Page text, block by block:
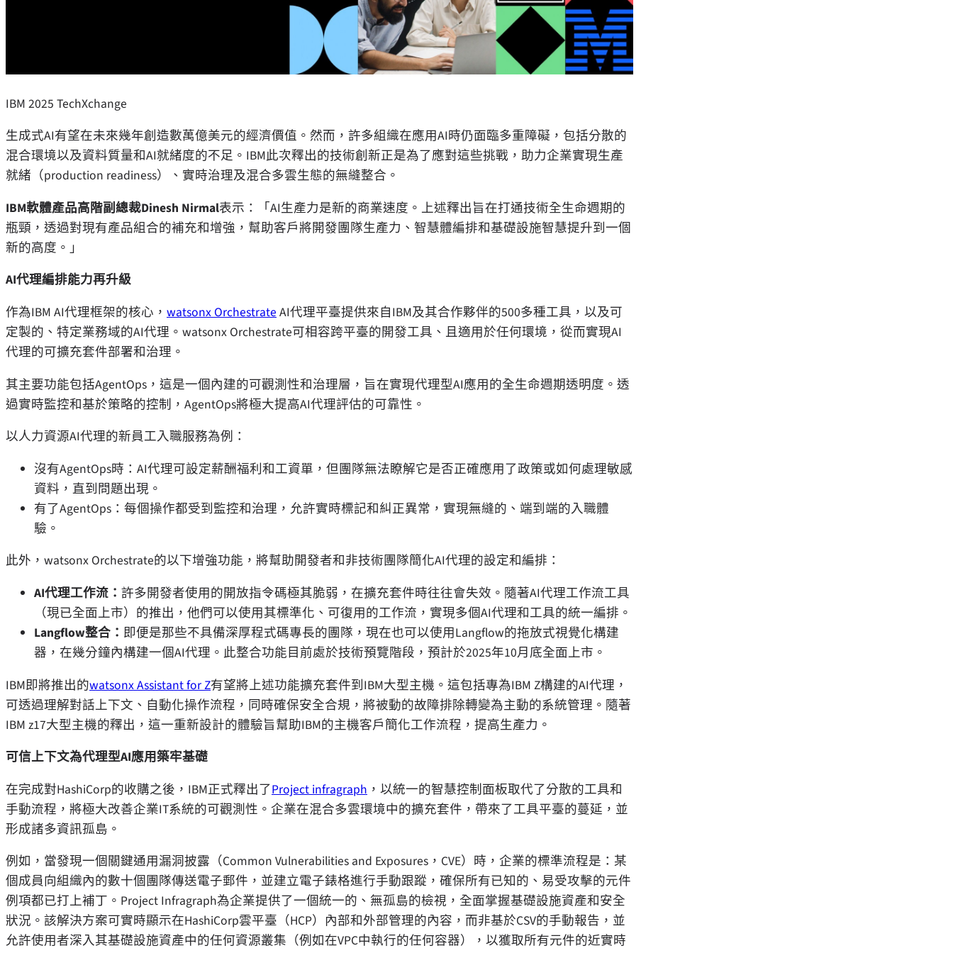
IBM 2025 TechXchange
生成式AI有望在未來幾年創造數萬億美元的經濟價值。然而，許多組織在應用AI時仍面臨多重障礙，包括分散的
混合環境以及資料質量和AI就緒度的不足。IBM此次釋出的技術創新正是為了應對這些挑戰，助力企業實現生產
就緒（production readiness）、實時治理及混合多雲生態的無縫整合。
IBM軟體產品高階副總裁Dinesh Nirmal表示：「AI生產力是新的商業速度。上述釋出旨在打通技術全生命週期的
瓶頸，透過對現有產品組合的補充和增強，幫助客戶將開發團隊生產力、智慧體編排和基礎設施智慧提升到一個
新的高度。」
AI代理編排能力再升級
作為IBM AI代理框架的核心， watsonx Orchestrate AI代理平臺提供來自IBM及其合作夥伴的500多種工具，以及可
定製的、特定業務域的AI代理。watsonx Orchestrate可相容跨平臺的開發工具、且適用於任何環境，從而實現AI
代理的可擴充套件部署和治理。
其主要功能包括AgentOps，這是一個內建的可觀測性和治理層，旨在實現代理型AI應用的全生命週期透明度。透
過實時監控和基於策略的控制，AgentOps將極大提高AI代理評估的可靠性。
以人力資源AI代理的新員工入職服務為例：
沒有AgentOps時：AI代理可設定薪酬福利和工資單，但團隊無法瞭解它是否正確應用了政策或如何處理敏感
資料，直到問題出現。
有了AgentOps：每個操作都受到監控和治理，允許實時標記和糾正異常，實現無縫的、端到端的入職體
驗。
此外，watsonx Orchestrate的以下增強功能，將幫助開發者和非技術團隊簡化AI代理的設定和編排：
AI代理工作流： 許多開發者使用的開放指令碼極其脆弱，在擴充套件時往往會失效。隨著AI代理工作流工具
（現已全面上市）的推出，他們可以使用其標準化、可復用的工作流，實現多個AI代理和工具的統一編排。
Langflow整合： 即便是那些不具備深厚程式碼專長的團隊，現在也可以使用Langflow的拖放式視覺化構建
器，在幾分鐘內構建一個AI代理。此整合功能目前處於技術預覽階段，預計於2025年10月底全面上市。
IBM即將推出的watsonx Assistant for Z有望將上述功能擴充套件到IBM大型主機。這包括專為IBM Z構建的AI代理，
可透過理解對話上下文、自動化操作流程，同時確保安全合規，將被動的故障排除轉變為主動的系統管理。隨著
IBM z17大型主機的釋出，這一重新設計的體驗旨幫助IBM的主機客戶簡化工作流程，提高生產力。
可信上下文為代理型AI應用築牢基礎
在完成對HashiCorp的收購之後，IBM正式釋出了Project infragraph ，以統一的智慧控制面板取代了分散的工具和
手動流程，將極大改善企業IT系統的可觀測性。企業在混合多雲環境中的擴充套件，帶來了工具平臺的蔓延，並
形成諸多資訊孤島。
例如，當發現一個關鍵通用漏洞披露（Common Vulnerabilities and Exposures，CVE）時，企業的標準流程是：某
個成員向組織內的數十個團隊傳送電子郵件，並建立電子錶格進行手動跟蹤，確保所有已知的、易受攻擊的元件
例項都已打上補丁。Project Infragraph為企業提供了一個統一的、無孤島的檢視，全面掌握基礎設施資產和安全
狀況。該解決方案可實時顯示在HashiCorp雲平臺（HCP）內部和外部管理的內容，而非基於CSV的手動報告，並
允許使用者深入其基礎設施資產中的任何資源叢集（例如在VPC中執行的任何容器），以獲取所有元件的近實時